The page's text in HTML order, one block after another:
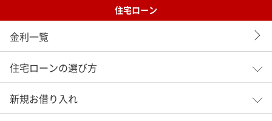
住宅ローン
金利一覧
住宅ローンの選び方
新規お借り入れ